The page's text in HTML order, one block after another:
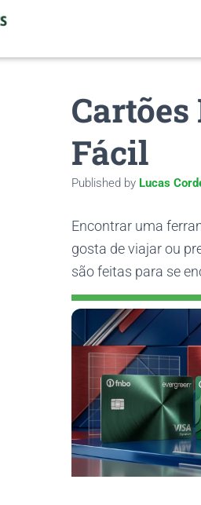
Fácil
Published by Lucas
Encontrar uma
gosta de viajar ou
são feitas para se